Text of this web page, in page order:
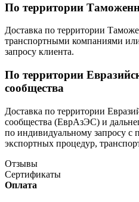
По территории
Доставка по территории
транспортными компаниями
запросу клиента.
По территории
сообщества
Доставка по территории
сообщества (ЕврАзЭС) и
по индивидуальному запросу с
экспортных процедур,
Отзывы
Сертификаты
Оплата